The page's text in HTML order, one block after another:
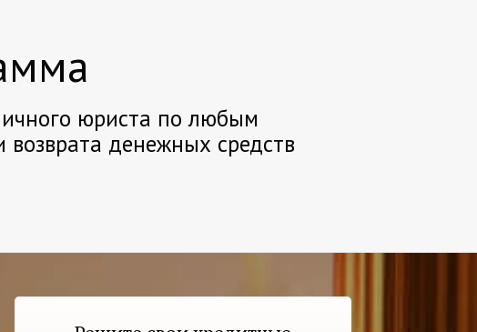
юриста по любым
возврата денежных средств